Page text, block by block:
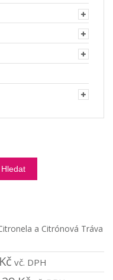
Hledat
a Citrónová Tráva
Kč vč. DPH